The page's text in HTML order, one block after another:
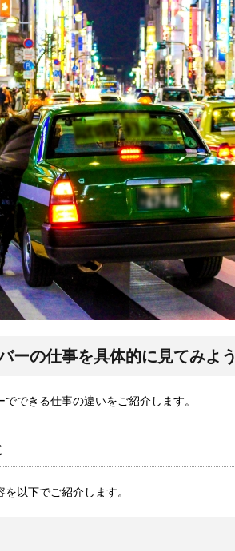
ーの仕事を具体的に見てみよう
できる仕事の違いをご紹介します。
以下でご紹介します。